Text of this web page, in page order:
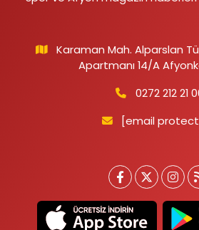
Karaman Mah. Alparslan
Apartmanı 14/A
0272 212 21
[email